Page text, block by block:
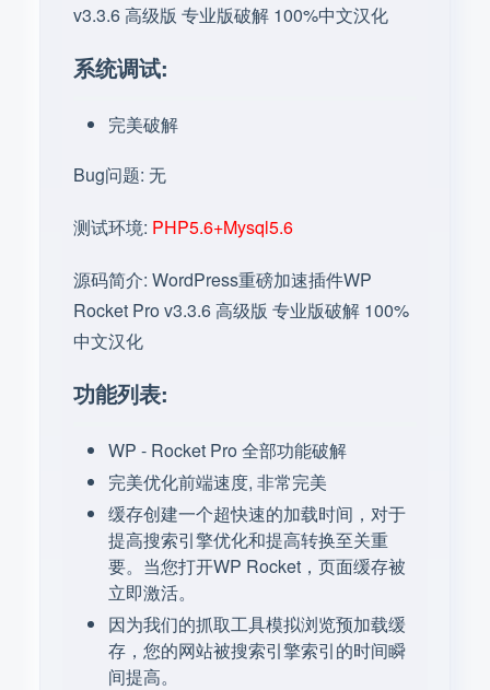
v3.3.6 高级版 专业版破解 100%中文汉化
系统调试:
完美破解
Bug问题: 无
测试环境: PHP5.6+Mysql5.6
源码简介: WordPress重磅加速插件WP
Rocket Pro v3.3.6 高级版 专业版破解 100%
中文汉化
功能列表:
WP - Rocket Pro 全部功能破解
完美优化前端速度, 非常完美
缓存创建一个超快速的加载时间，对于
提高搜索引擎优化和提高转换至关重
要。当您打开WP Rocket，页面缓存被
立即激活。
因为我们的抓取工具模拟浏览预加载缓
存，您的网站被搜索引擎索引的时间瞬
间提高。